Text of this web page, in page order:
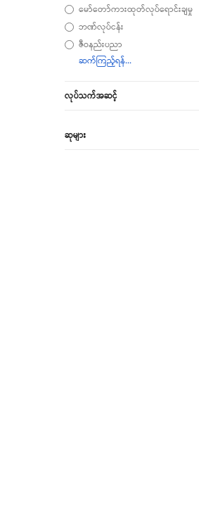
မော်တော်ကားထုတ်လုပ်ရောင်းချမှု
ဘဏ်လုပ်ငန်း
ဇီဝနည်းပညာ
လုပ်သက်အဆင့်
ဆုများ